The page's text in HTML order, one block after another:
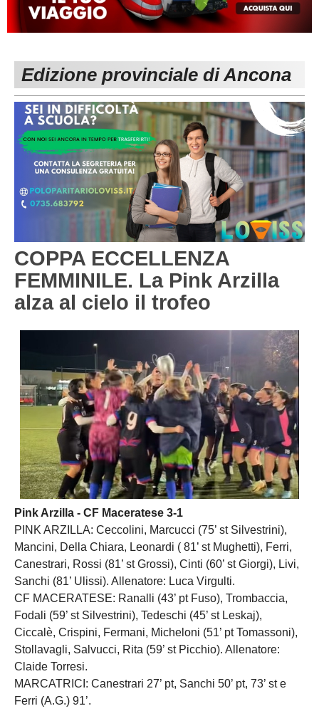
MACERATA
Carica la tua Rosa
ECCELLENZA
1^ CATEGORIA
2^ CATEGORIA
3^ CATEGORIA
GIOVANILI
REGIONALI
Edizione provinciale di Ancona
COPPA ECCELLENZA
FEMMINILE. La Pink Arzilla
alza al cielo il trofeo
Pink Arzilla - CF Maceratese 3-1
PINK ARZILLA: Ceccolini, Marcucci (75’ st Silvestrini),
Mancini, Della Chiara, Leonardi ( 81’ st Mughetti), Ferri,
Canestrari, Rossi (81’ st Grossi), Cinti (60’ st Giorgi), Livi,
Sanchi (81’ Ulissi). Allenatore: Luca Virgulti.
CF MACERATESE: Ranalli (43’ pt Fuso), Trombaccia,
Fodali (59’ st Silvestrini), Tedeschi (45’ st Leskaj),
Ciccalè, Crispini, Fermani, Micheloni (51’ pt Tomassoni),
Stollavagli, Salvucci, Rita (59’ st Picchio). Allenatore:
Claide Torresi.
MARCATRICI: Canestrari 27’ pt, Sanchi 50’ pt, 73’ st e
Ferri (A.G.) 91’.